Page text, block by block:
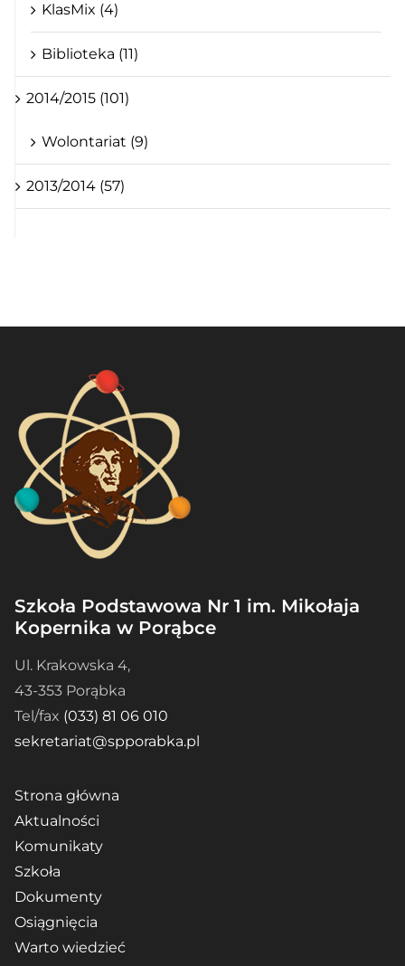
KlasMix (4)
Biblioteka (11)
2014/2015 (101)
Wolontariat (9)
2013/2014 (57)
Szkoła Podstawowa Nr 1 im. Mikołaja
Kopernika w Porąbce
Ul. Krakowska 4,
43-353 Porąbka
Tel/fax (033) 81 06 010
sekretariat@spporabka.pl
Strona główna
Aktualności
Komunikaty
Szkoła
Dokumenty
Osiągnięcia
Warto wiedzieć